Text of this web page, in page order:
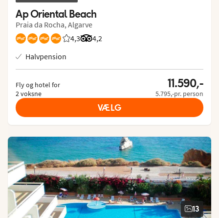
Ap Oriental Beach
Praia da Rocha, Algarve
4,3
Bedømmelse fra Spies gæster: 4.286/5
4,2
Bedømmelse fra Tripadvisor: 4.2 of 5
Halvpension
Fly og hotel for
2 voksne
11.590,-
5.795,-pr. person
VÆLG
13